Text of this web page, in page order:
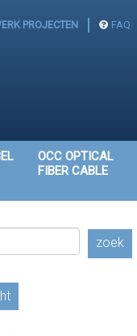
PROJECTEN FAQ
OCC OPTICAL
FIBER CABLE
zoek